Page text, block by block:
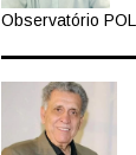
Observatório